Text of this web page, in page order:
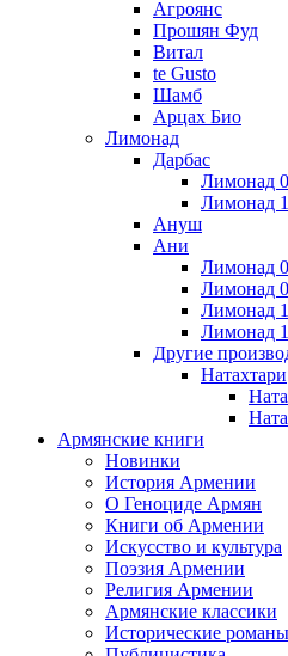
Агроянс
Прошян Фуд
Витал
te Gusto
Шамб
Арцах Био
Лимонад
Дарбас
Лимонад
Лимонад
Ануш
Ани
Лимонад
Лимонад
Лимонад
Лимонад
Другие
Натахтари
Армянские книги
Новинки
История Армении
О Геноциде Армян
Книги об Армении
Иcкусство и культура
Поэзия Армении
Религия Армении
Армянские классики
Исторические романы